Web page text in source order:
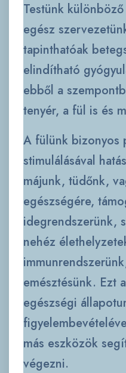
Testünk
egész
tapinthatóak
elindítható
ebből a
tenyér, a fül is és
A fülünk bizonyos
stimulálásával
májunk, tüdőnk,
egészségére,
idegrendszerünk,
nehéz
emésztésünk. Ezt
egészségi
más eszközök
végezni.